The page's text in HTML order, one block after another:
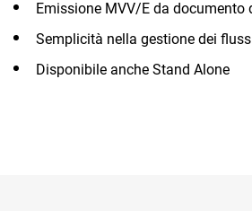
Emissione MVV/E da documento
Semplicità nella gestione dei
Disponibile anche Stand Alone